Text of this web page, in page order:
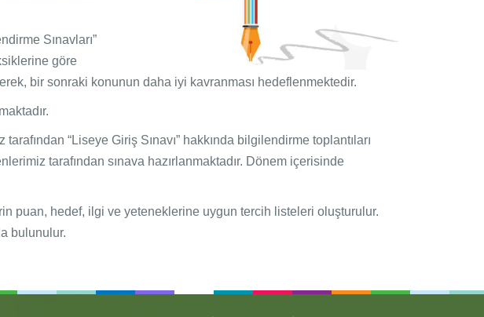
Sınavları”
göre
bir sonraki konunun daha iyi kavranması hedeflenmektedir.
“Liseye Giriş Sınavı” hakkında bilgilendirme toplantıları
tarafından sınava hazırlanmaktadır. Dönem içerisinde
puan, hedef, ilgi ve yeteneklerine uygun tercih listeleri oluşturulur.
bulunulur.